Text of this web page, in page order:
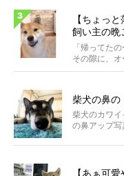
【ちょっ
飼い主の晩
具合に笑
「帰ってた
その隙に、
柴犬の鼻の
柴犬のカワ
の鼻アップ写
【あぁ可